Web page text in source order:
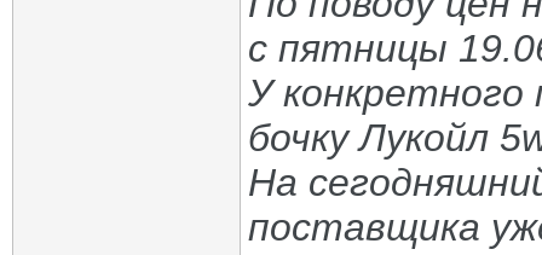
с пятницы
У конкретного
бочку Лукойл
На
поставщика